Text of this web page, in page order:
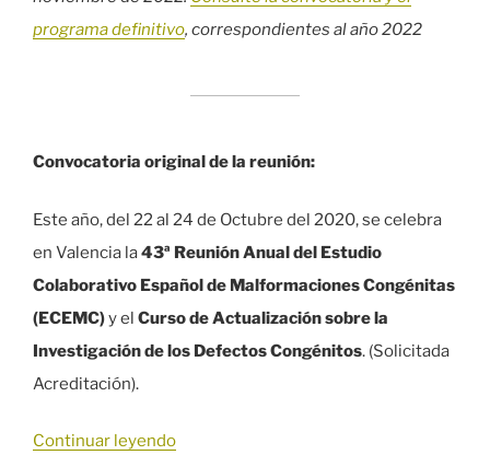
programa definitivo, correspondientes al año 2022
Convocatoria original de la reunión:
Este año, del 22 al 24 de Octubre del 2020, se celebra
en Valencia la43ª Reunión Anual del Estudio
Colaborativo Español de Malformaciones Congénitas
(ECEMC)y el Curso de Actualización sobre la
Investigación de los Defectos Congénitos. (Solicitada
Acreditación).
Continuar leyendo«43ª